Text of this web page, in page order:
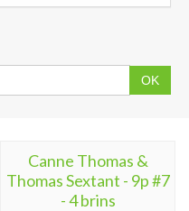
OK
Canne Thomas &
Thomas Sextant - 9p #7
- 4 brins